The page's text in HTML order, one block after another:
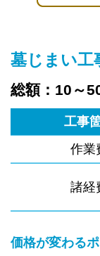
墓じまい工
総額：10～
工事
作業
諸経
価格が変わる